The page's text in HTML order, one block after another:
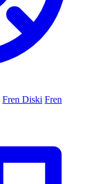
Fren Diski Fren